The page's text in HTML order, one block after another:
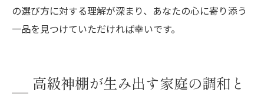
の選び方に対する理解が深まり、あなたの心に寄り添う
一品を見つけていただければ幸いです。
高級神棚が生み出す家庭の調和と